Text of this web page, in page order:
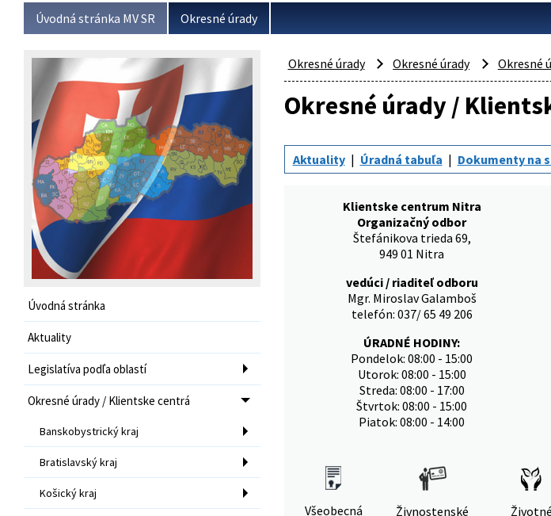
Úvodná stránka MV SR Okresné úrady
Úvodná stránka
Aktuality
Legislatíva podľa oblastí
Okresné úrady / Klientske centrá
Banskobystrický kraj
Bratislavský kraj
Košický kraj
Okresné úrady Okresné úrady Okresné
Okresné úrady /
Aktuality Úradná tabuľa Dokumenty na
Klientske centrum Nitra
Organizačný odbor
Štefánikova trieda 69,
949 01 Nitra
vedúci / riaditeľ odboru
Mgr. Miroslav Galamboš
telefón: 037/ 65 49 206
ÚRADNÉ HODINY:
Pondelok: 08:00 - 15:00
Utorok: 08:00 - 15:00
Streda: 08:00 - 17:00
Štvrtok: 08:00 - 15:00
Piatok: 08:00 - 14:00
Všeobecná
Živnostenské
Životné